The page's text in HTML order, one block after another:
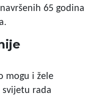
65 godina
mogu i žele
rada